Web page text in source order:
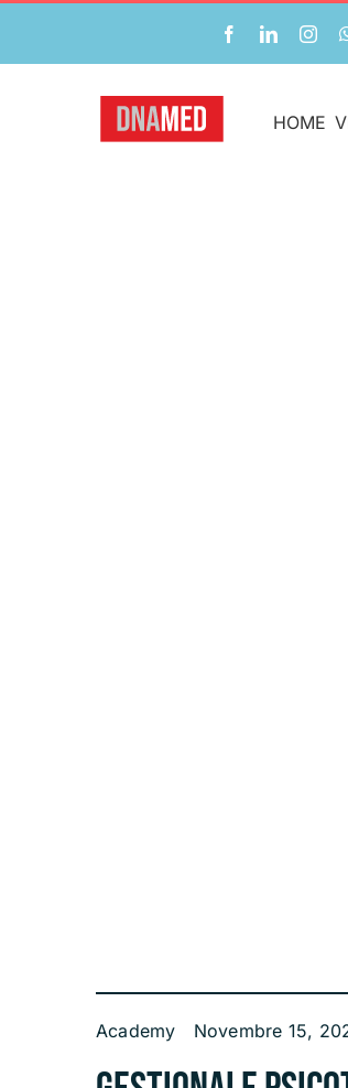
Salta
HOME
Academy Novembre 15,